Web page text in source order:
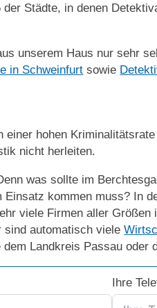
Städte, in denen
unserem Haus nur sehr
in Schweinfurt sowie
einer hohen
nicht herleiten.
was sollte im
kommen muss? In
viele Firmen aller Größen
sind automatisch viele
Landkreis Passau oder
Ihre